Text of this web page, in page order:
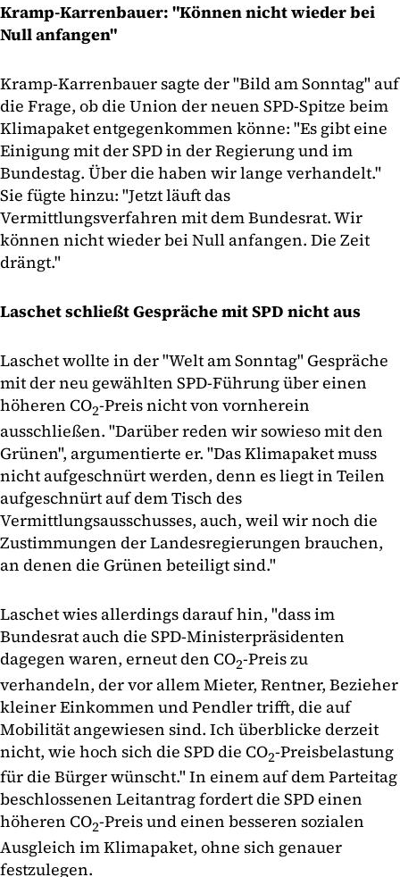
Kramp-Karrenbauer: "Können nicht wieder bei
Null anfangen"
Kramp-Karrenbauer sagte der "Bild am Sonntag" auf
die Frage, ob die Union der neuen SPD-Spitze beim
Klimapaket entgegenkommen könne: "Es gibt eine
Einigung mit der SPD in der Regierung und im
Bundestag. Über die haben wir lange verhandelt."
Sie fügte hinzu: "Jetzt läuft das
Vermittlungsverfahren mit dem Bundesrat. Wir
können nicht wieder bei Null anfangen. Die Zeit
drängt."
Laschet schließt Gespräche mit SPD nicht aus
Laschet wollte in der "Welt am Sonntag" Gespräche
mit der neu gewählten SPD-Führung über einen
höheren CO2-Preis nicht von vornherein
ausschließen. "Darüber reden wir sowieso mit den
Grünen", argumentierte er. "Das Klimapaket muss
nicht aufgeschnürt werden, denn es liegt in Teilen
aufgeschnürt auf dem Tisch des
Vermittlungsausschusses, auch, weil wir noch die
Zustimmungen der Landesregierungen brauchen,
an denen die Grünen beteiligt sind."
Laschet wies allerdings darauf hin, "dass im
Bundesrat auch die SPD-Ministerpräsidenten
dagegen waren, erneut den CO2-Preis zu
verhandeln, der vor allem Mieter, Rentner, Bezieher
kleiner Einkommen und Pendler trifft, die auf
Mobilität angewiesen sind. Ich überblicke derzeit
nicht, wie hoch sich die SPD die CO2-Preisbelastung
für die Bürger wünscht." In einem auf dem Parteitag
beschlossenen Leitantrag fordert die SPD einen
höheren CO2-Preis und einen besseren sozialen
Ausgleich im Klimapaket, ohne sich genauer
festzulegen.